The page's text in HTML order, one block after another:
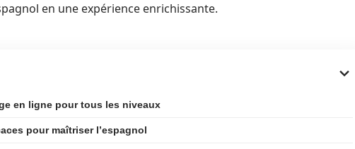
en une expérience enrichissante.
en ligne pour tous les niveaux
pour maîtriser l’espagnol